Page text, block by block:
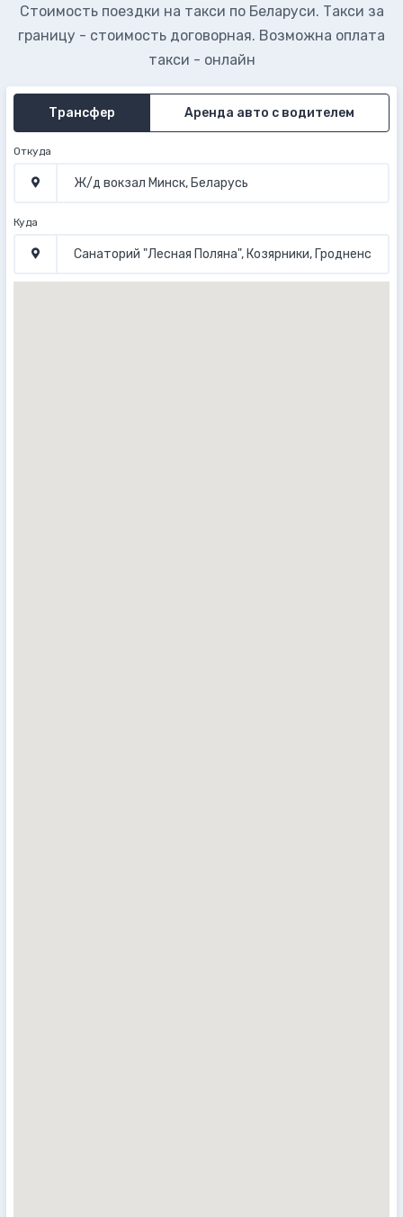
Стоимость поездки на такси по Беларуси. Такси за
границу - стоимость договорная. Возможна оплата
такси - онлайн
Трансфер Аренда авто с водителем
Откуда
Куда